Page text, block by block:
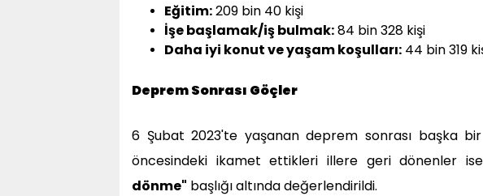
Eğitim:209 bin 40 kişi
İşe başlamak/iş bulmak:84 bin 328 kişi
Daha iyi konut ve yaşam koşulları: 44 bin 319
Deprem Sonrası Göçler
6 Şubat 2023'te yaşanan deprem sonrası başka
öncesindeki ikamet ettikleri illere geri dönenler ise
dönme" başlığı altında değerlendirildi.